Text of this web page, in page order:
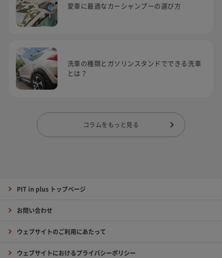
愛車に最適なカーシャンプーの選び方
洗車の種類とガソリンスタンドでできる洗車
とは？
コラムをもっと見る
PIT in plus トップページ
お問い合わせ
ウェブサイトのご利用にあたって
ウェブサイトにおけるプライバシーポリシー